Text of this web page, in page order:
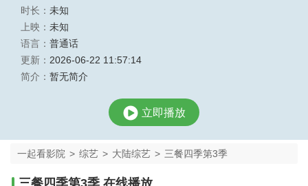
时长： 未知
上映： 未知
语言： 普通话
更新： 2026-06-22 11:57:14
简介： 暂无简介
立即播放
一起看影院 > 综艺 > 大陆综艺 > 三餐四季第3季
三餐四季第3季 在线播放